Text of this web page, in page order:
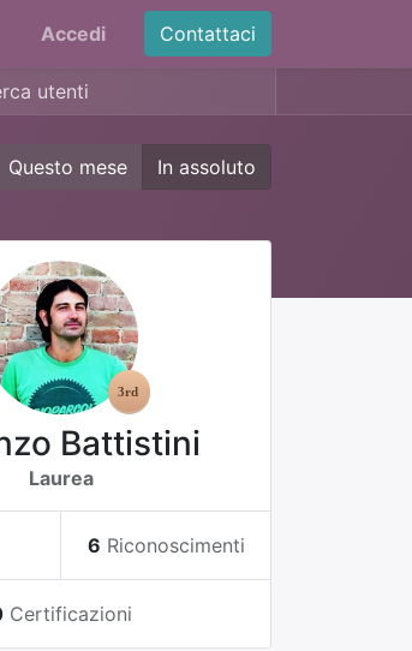
Accedi Contattaci
Questo mese In assoluto
Battistini
Laurea
6 Riconoscimenti
Certificazioni